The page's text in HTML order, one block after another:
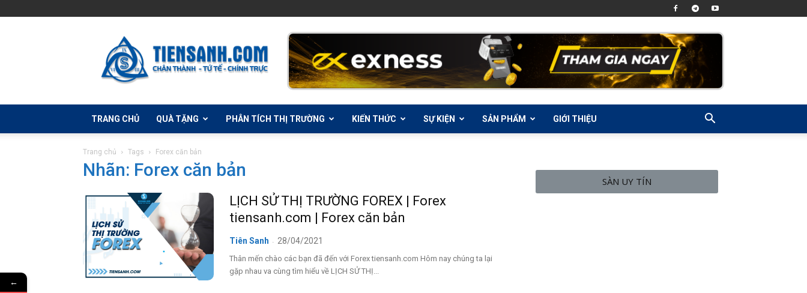
Đầu
Tư
Tiên
Sanh
TRANG CHỦ QUÀ TẶNG PHÂN TÍCH THỊ TRƯỜNG KIẾN THỨC SỰ KIỆN SẢN PHẨM GIỚI THIỆU
Trang chủ Tags Forex căn bản
Nhãn: Forex căn bản
LỊCH SỬ THỊ TRƯỜNG FOREX | Forex
tiensanh.com | Forex căn bản
Tiên Sanh - 28/04/2021
Thân mến chào các bạn đã đến với Forex tiensanh.com Hôm nay chúng ta lại
gặp nhau va cùng tìm hiểu về LỊCH SỬ THỊ...
SÀN UY TÍN
←